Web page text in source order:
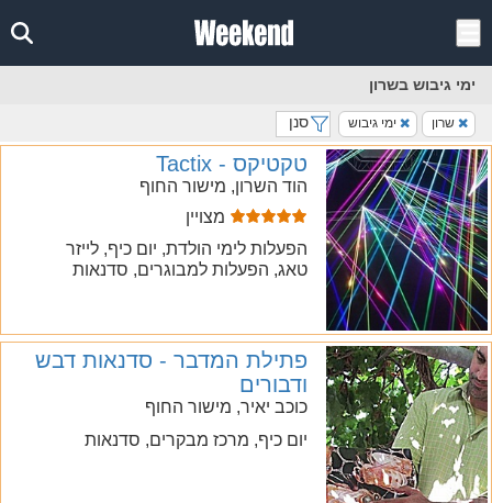
ימי גיבוש בשרון
שרון ימי גיבוש סנן
טקטיקס - Tactix
הוד השרון, מישור החוף
מצויין
הפעלות לימי הולדת, יום כיף, לייזר
טאג, הפעלות למבוגרים, סדנאות
פתילת המדבר - סדנאות דבש
ודבורים
כוכב יאיר, מישור החוף
יום כיף, מרכז מבקרים, סדנאות